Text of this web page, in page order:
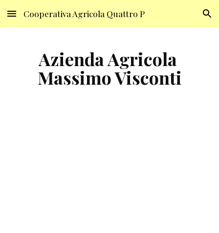
Skip to main content Skip to navigation
Cooperativa Agricola Quattro P
Azienda Agricola
Massimo Visconti